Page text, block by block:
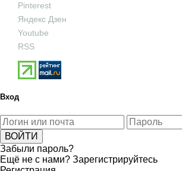
Pinterest
Яндекс Дзен
Youtube
RSS
Вход
Забыли пароль?
Ещё не с нами? Зарегистрируйтесь